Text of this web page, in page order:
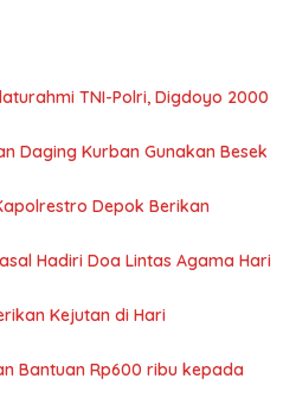
TNI-Polri, Digdoyo 2000
Daging Kurban Gunakan Besek
Depok Berikan
Hadiri Doa Lintas Agama Hari
Kejutan di Hari
Bantuan Rp600 ribu kepada